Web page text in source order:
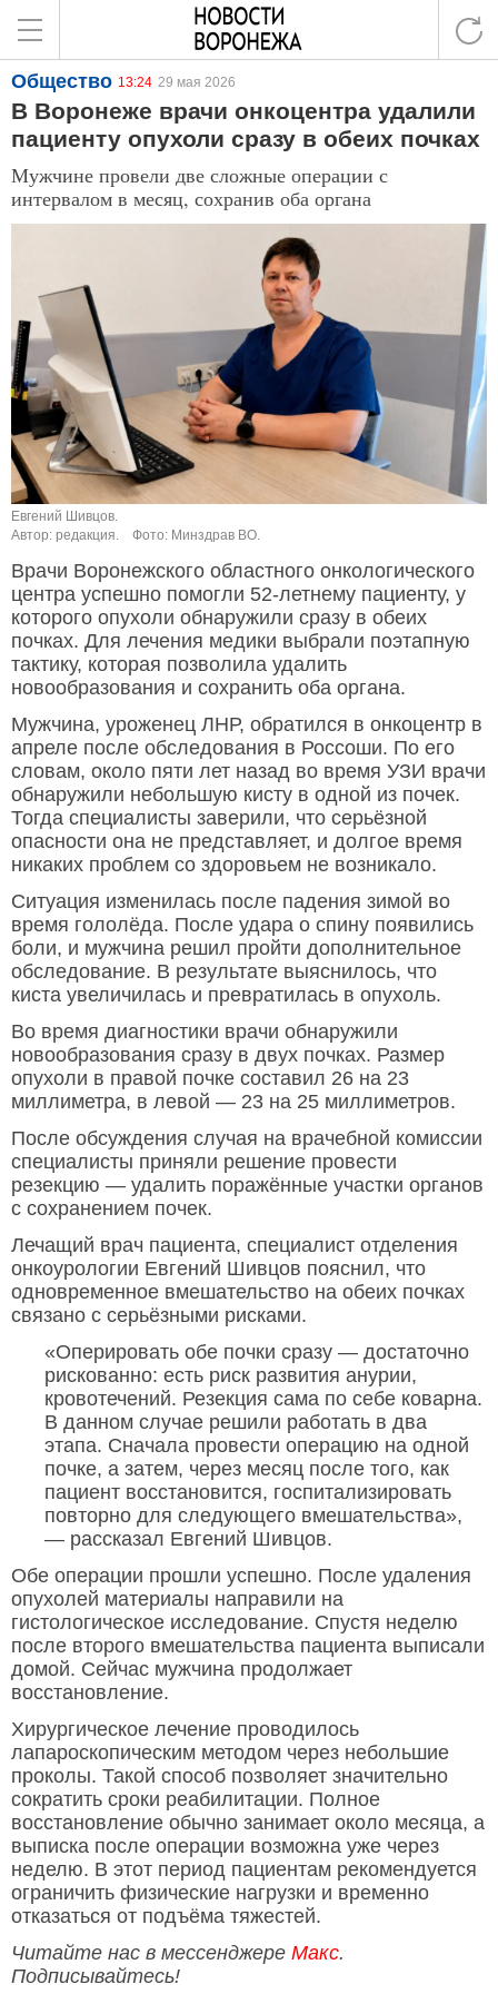
Общество 13:24 29 мая 2026
В Воронеже врачи онкоцентра удалили
пациенту опухоли сразу в обеих почках
Мужчине провели две сложные операции с
интервалом в месяц, сохранив оба органа
Евгений Шивцов.
Автор: редакция.
Фото: Минздрав ВО.
Врачи Воронежского областного онкологического
центра успешно помогли 52-летнему пациенту, у
которого опухоли обнаружили сразу в обеих
почках. Для лечения медики выбрали поэтапную
тактику, которая позволила удалить
новообразования и сохранить оба органа.
Мужчина, уроженец ЛНР, обратился в онкоцентр в
апреле после обследования в Россоши. По его
словам, около пяти лет назад во время УЗИ врачи
обнаружили небольшую кисту в одной из почек.
Тогда специалисты заверили, что серьёзной
опасности она не представляет, и долгое время
никаких проблем со здоровьем не возникало.
Ситуация изменилась после падения зимой во
время гололёда. После удара о спину появились
боли, и мужчина решил пройти дополнительное
обследование. В результате выяснилось, что
киста увеличилась и превратилась в опухоль.
Во время диагностики врачи обнаружили
новообразования сразу в двух почках. Размер
опухоли в правой почке составил 26 на 23
миллиметра, в левой — 23 на 25 миллиметров.
После обсуждения случая на врачебной комиссии
специалисты приняли решение провести
резекцию — удалить поражённые участки органов
с сохранением почек.
Лечащий врач пациента, специалист отделения
онкоурологии Евгений Шивцов пояснил, что
одновременное вмешательство на обеих почках
связано с серьёзными рисками.
«Оперировать обе почки сразу — достаточно
рискованно: есть риск развития анурии,
кровотечений. Резекция сама по себе коварна.
В данном случае решили работать в два
этапа. Сначала провести операцию на одной
почке, а затем, через месяц после того, как
пациент восстановится, госпитализировать
повторно для следующего вмешательства»,
— рассказал Евгений Шивцов.
Обе операции прошли успешно. После удаления
опухолей материалы направили на
гистологическое исследование. Спустя неделю
после второго вмешательства пациента выписали
домой. Сейчас мужчина продолжает
восстановление.
Хирургическое лечение проводилось
лапароскопическим методом через небольшие
проколы. Такой способ позволяет значительно
сократить сроки реабилитации. Полное
восстановление обычно занимает около месяца, а
выписка после операции возможна уже через
неделю. В этот период пациентам рекомендуется
ограничить физические нагрузки и временно
отказаться от подъёма тяжестей.
Читайте нас в мессенджере Макс.
Подписывайтесь!